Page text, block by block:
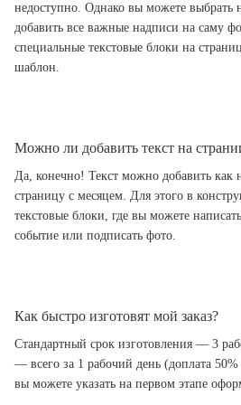
недоступно. Однако вы можете выбрать
добавить все важные надписи на саму
специальные текстовые блоки на
шаблон.
Можно ли добавить текст на
Да, конечно! Текст можно добавить
страницу с месяцем. Для этого в
текстовые блоки, где вы можете
событие или подписать фото.
Как быстро изготовят мой заказ?
Стандартный срок изготовления — 3
— всего за 1 рабочий день (доплата 50%
вы можете указать на первом этапе